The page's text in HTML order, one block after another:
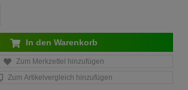
In den Warenkorb
Zum Merkzettel hinzufügen
Zum Artikelvergleich hinzufügen